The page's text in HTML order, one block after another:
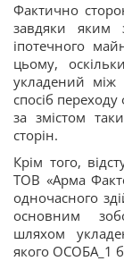
Фактично
завдяки яким
іпотечного
цьому,
укладений між
спосіб
за змістом
сторін.
Крім того,
ТОВ «Арма
одночасного
основним
шляхом
якого ОСОБА_1